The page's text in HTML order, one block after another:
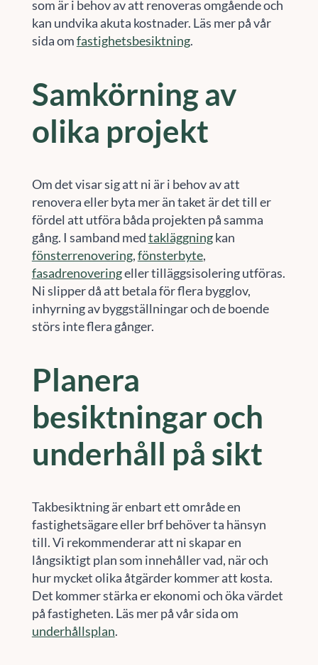
som är i behov av att renoveras omgående och
kan undvika akuta kostnader. Läs mer på vår
sida omfastighetsbesiktning.
Samkörning av
olika projekt
Om det visar sig att ni är i behov av att
renovera eller byta mer än taket är det till er
fördel att utföra båda projekten på samma
gång. I samband medtakläggningkan
fönsterrenovering,fönsterbyte,
fasadrenoveringeller tilläggsisolering utföras.
Ni slipper då att betala för flera bygglov,
inhyrning av byggställningar och de boende
störs inte flera gånger.
Planera
besiktningar och
underhåll på sikt
Takbesiktning är enbart ett område en
fastighetsägare eller brf behöver ta hänsyn
till. Vi rekommenderar att ni skapar en
långsiktigt plan som innehåller vad, när och
hur mycket olika åtgärder kommer att kosta.
Det kommer stärka er ekonomi och öka värdet
på fastigheten. Läs mer på vår sida om
underhållsplan.